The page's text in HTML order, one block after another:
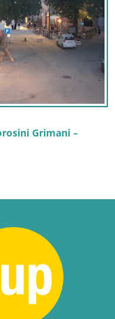
Grimani –